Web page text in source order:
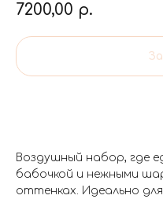
7200,00 р.
Воздушный набор, где
бабочкой и нежными
оттенках. Идеально